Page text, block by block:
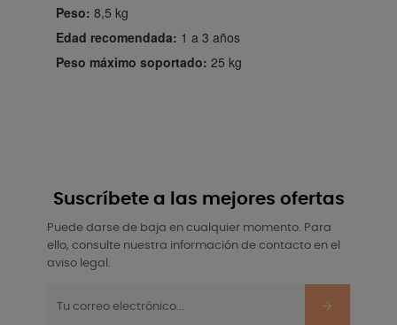
Peso: 8,5 kg
Edad recomendada: 1 a 3 años
Peso máximo soportado: 25 kg
Suscríbete a las mejores ofertas
Puede darse de baja en cualquier momento. Para
ello, consulte nuestra información de contacto en el
aviso legal.